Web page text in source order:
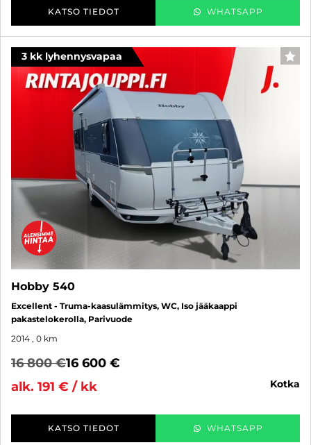
KATSO TIEDOT WHATSAPP
3 kk lyhennysvapaa
Hobby 540
Excellent - Truma-kaasulämmitys, WC, Iso jääkaappi
pakastelokerolla, Parivuode
2014 , 0 km
16 800 €16 600 €
alk. 191 € / kk
kotka
KATSO TIEDOT WHATSAPP